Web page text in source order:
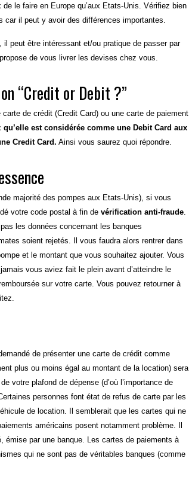
de le faire en Europe qu’aux Etats-Unis. Vérifiez bien
car il peut y avoir des différences importantes.
peut être intéressant et/ou pratique de passer par
de vous livrer les devises chez vous.
“Credit or Debit ?”
de crédit (Credit Card) ou une carte de paiement
est considérée comme une Debit Card aux
Credit Card. Ainsi vous saurez quoi répondre.
majorité des pompes aux Etats-Unis), si vous
votre code postal à fin de vérification anti-fraude.
les données concernant les banques
soient rejetés. Il vous faudra alors rentrer dans
et le montant que vous souhaitez ajouter. Vous
vous aviez fait le plein avant d’atteindre le
sur votre carte. Vous pouvez retourner à
de présenter une carte de crédit comme
plus ou moins égal au montant de la location) sera
votre plafond de dépense (d’où l’importance de
personnes font état de refus de carte par les
de location. Il semblerait que les cartes qui ne
américains posent notamment problème. Il
émise par une banque. Les cartes de paiements à
qui ne sont pas de véritables banques (comme